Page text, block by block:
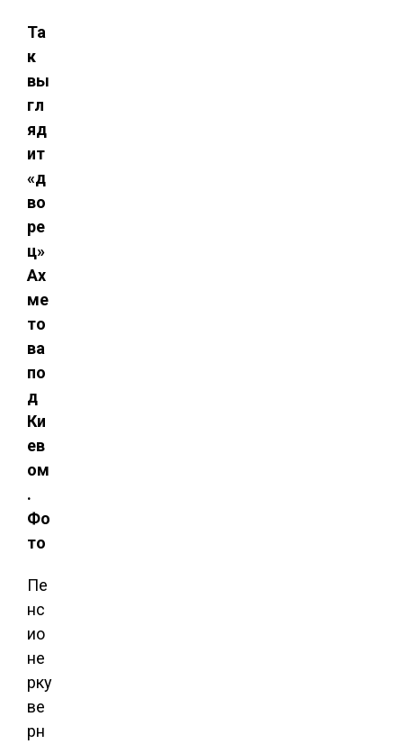
Та
к
вы
гл
яд
ит
«д
во
ре
ц»
Ах
ме
то
ва
по
д
Ки
ев
ом
.
Фо
то
Пе
нс
ио
не
рку
ве
рн